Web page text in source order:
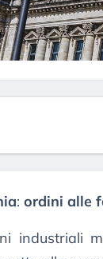
: ordini alle
industriali
Dalle
repricing
Gli